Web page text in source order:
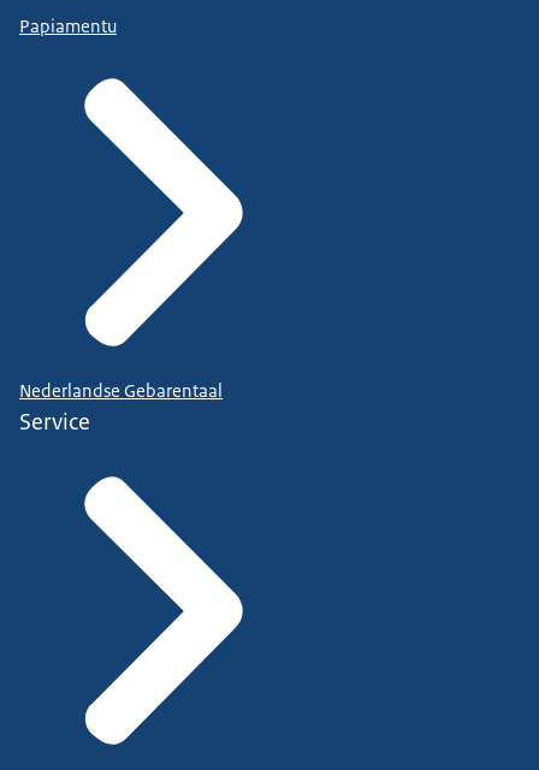
Papiamentu
Nederlandse Gebarentaal
Service